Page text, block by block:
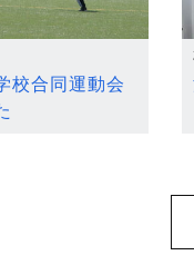
校合同運動会